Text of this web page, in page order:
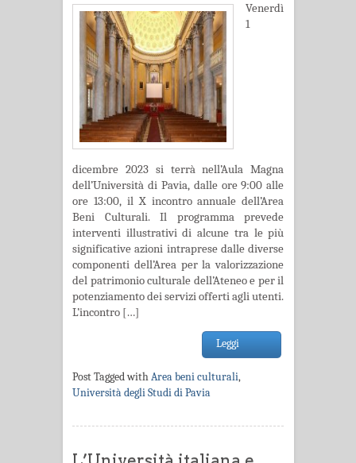
Venerdì
1
dicembre 2023 si terrà nell’Aula Magna
dell’Università di Pavia, dalle ore 9:00 alle
ore 13:00, il X incontro annuale dell’Area
Beni Culturali. Il programma prevede
interventi illustrativi di alcune tra le più
significative azioni intraprese dalle diverse
componenti dell’Area per la valorizzazione
del patrimonio culturale dell’Ateneo e per il
potenziamento dei servizi offerti agli utenti.
L’incontro […]
Leggi
Post Tagged withArea beni culturali,
Università degli Studi di Pavia